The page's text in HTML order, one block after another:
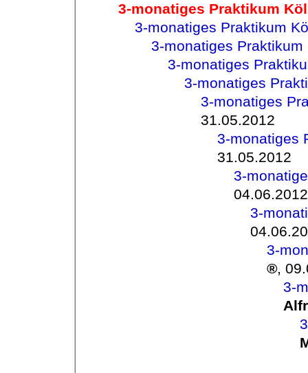
3-monatiges Praktikum
3-monatiges Praktikum
3-monatiges Praktikum
3-monatiges
3-monatiges
3-monatiges
31.05.2012
3-monatiges
31.05.2012
3-
04.06.2012
3-
3-
,
3-